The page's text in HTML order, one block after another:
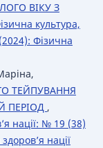
ВІКУ З
культура,
Фізична
ТЕЙПУВАННЯ
ПЕРІОД ,
нації: № 19 (38)
нації